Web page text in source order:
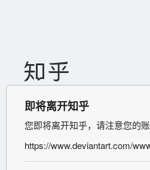
即将离开知乎
您即将离开知乎，请注意您的账
https://www.deviantart.com/